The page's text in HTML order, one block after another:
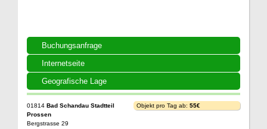
Buchungsanfrage
Internetseite
Geografische Lage
01814 Bad Schandau Stadtteil
Prossen
Bergstrasse 29
Objekt pro Tag ab: 55€